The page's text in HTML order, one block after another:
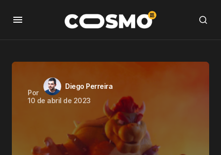
Por
Diego Perreira
10 de abril de 2023